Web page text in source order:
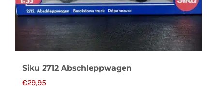
Siku 2712 Abschleppwagen
€29,95